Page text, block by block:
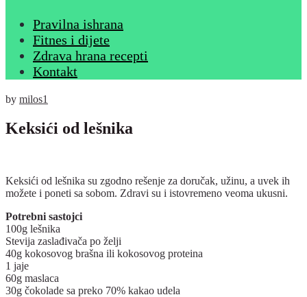
Pravilna ishrana
Fitnes i dijete
Zdrava hrana recepti
Kontakt
by milos1
Keksići od lešnika
Keksići od lešnika su zgodno rešenje za doručak, užinu, a uvek ih
možete i poneti sa sobom. Zdravi su i istovremeno veoma ukusni.
Potrebni sastojci
100g lešnika
Stevija zaslađivača po želji
40g kokosovog brašna ili kokosovog proteina
1 jaje
60g maslaca
30g čokolade sa preko 70% kakao udela